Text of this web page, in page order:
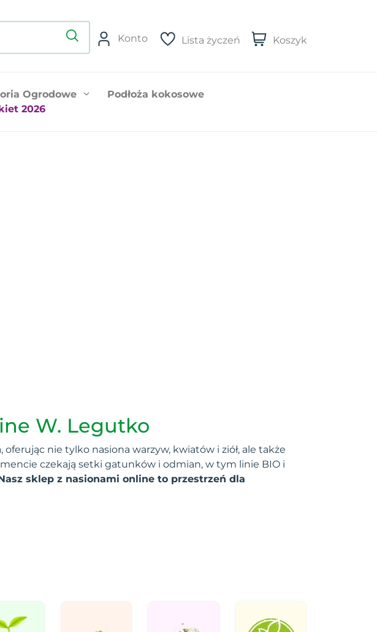
Konto Lista życzeń Koszyk
Ogrodowe
Podłoża kokosowe
2026
W. Legutko
nie tylko nasiona warzyw, kwiatów i ziół, ale także
czekają setki gatunków i odmian, w tym linie BIO i
sklep z nasionami online to przestrzeń dla